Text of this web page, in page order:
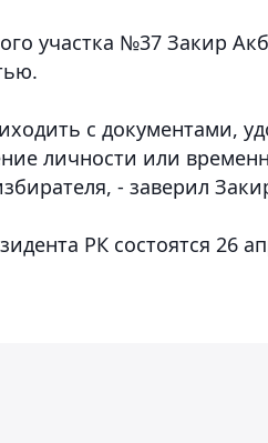
участка №37 Закир
с документами,
личности или
- заверил
РК состоятся 26